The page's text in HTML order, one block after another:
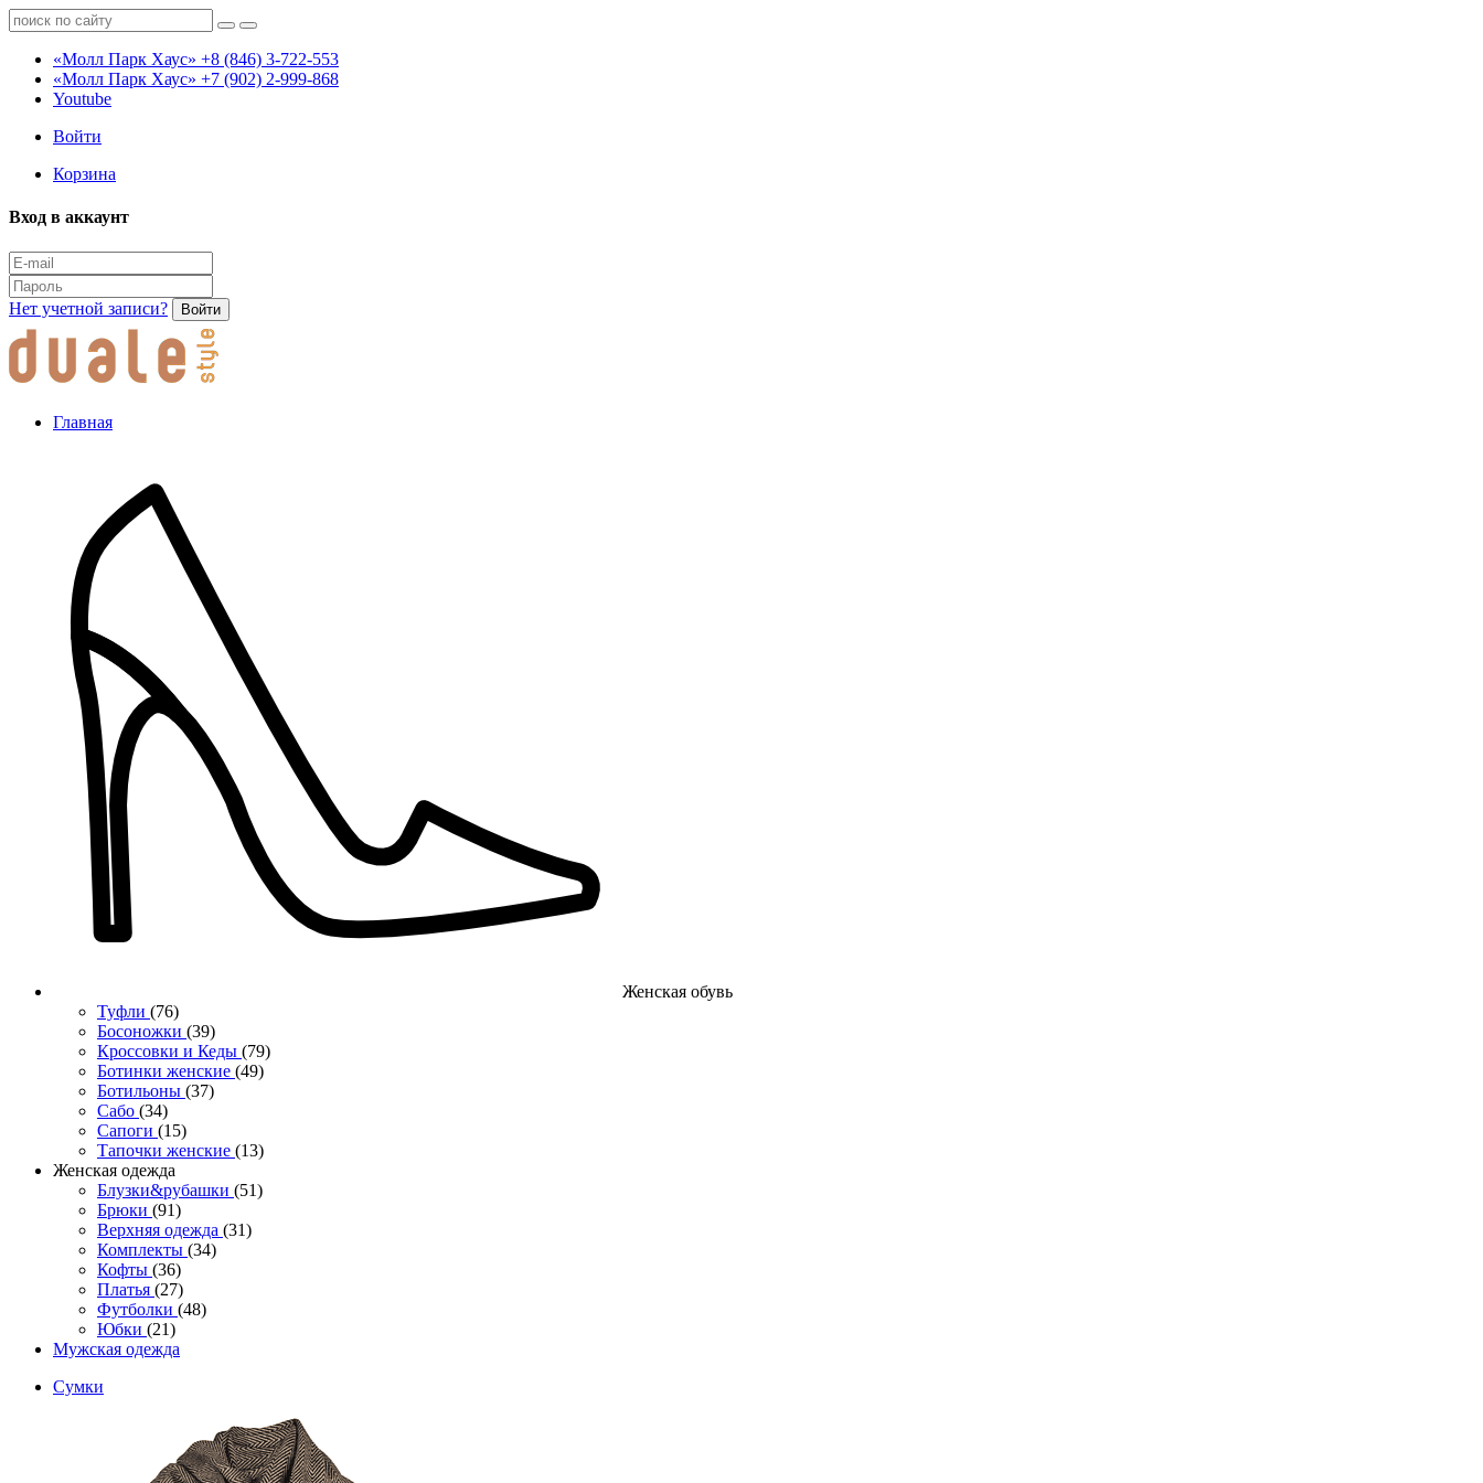
«Молл Парк Хаус» +8 (846) 3-722-553
«Молл Парк Хаус» +7 (902) 2-999-868
Youtube
Войти
Корзина
Вход в аккаунт
Нет учетной записи? Войти
Главная
Женcкая обувь
Туфли (76)
Босоножки (39)
Кроссовки и Кеды (79)
Ботинки женские (49)
Ботильоны (37)
Сабо (34)
Сапоги (15)
Тапочки женские (13)
Женская одежда
Блузки&рубашки (51)
Брюки (91)
Верхняя одежда (31)
Комплекты (34)
Кофты (36)
Платья (27)
Футболки (48)
Юбки (21)
Мужская одежда
Сумки